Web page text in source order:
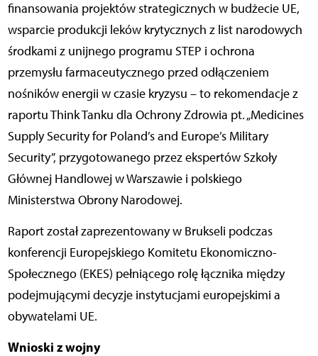
finansowania projektów strategicznych w budżecie UE,
wsparcie produkcji leków krytycznych z list narodowych
środkami z unijnego programu STEP i ochrona
przemysłu farmaceutycznego przed odłączeniem
nośników energii w czasie kryzysu – to rekomendacje z
raportu Think Tanku dla Ochrony Zdrowia pt. „Medicines
Supply Security for Poland’s and Europe’s Military
Security”, przygotowanego przez ekspertów Szkoły
Głównej Handlowej w Warszawie i polskiego
Ministerstwa Obrony Narodowej.
Raport został zaprezentowany w Brukseli podczas
konferencji Europejskiego Komitetu Ekonomiczno-
Społecznego (EKES) pełniącego rolę łącznika między
podejmującymi decyzje instytucjami europejskimi a
obywatelami UE.
Wnioski z wojny